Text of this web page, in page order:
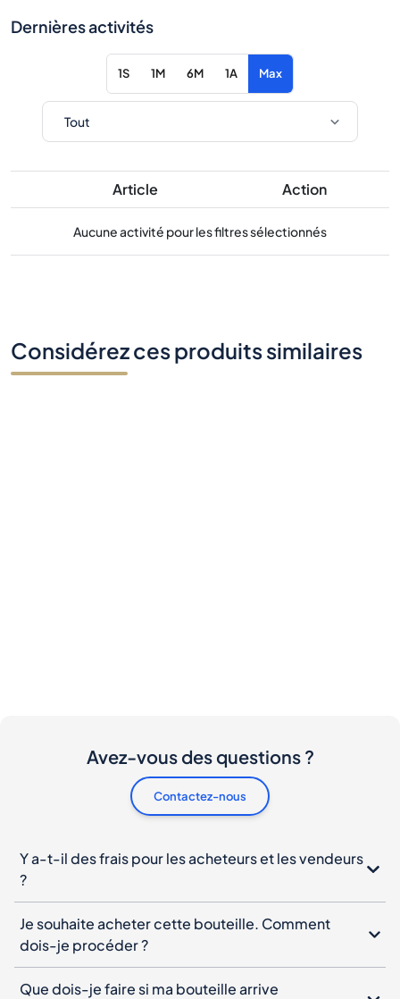
Dernières activités
1S 1M 6M 1A Max
Article Action
Aucune activité pour les filtres sélectionnés
Considérez ces produits similaires
Avez-vous des questions ?
Contactez-nous
Y a-t-il des frais pour les acheteurs et les vendeurs
?
Je souhaite acheter cette bouteille. Comment
dois-je procéder ?
Que dois-je faire si ma bouteille arrive